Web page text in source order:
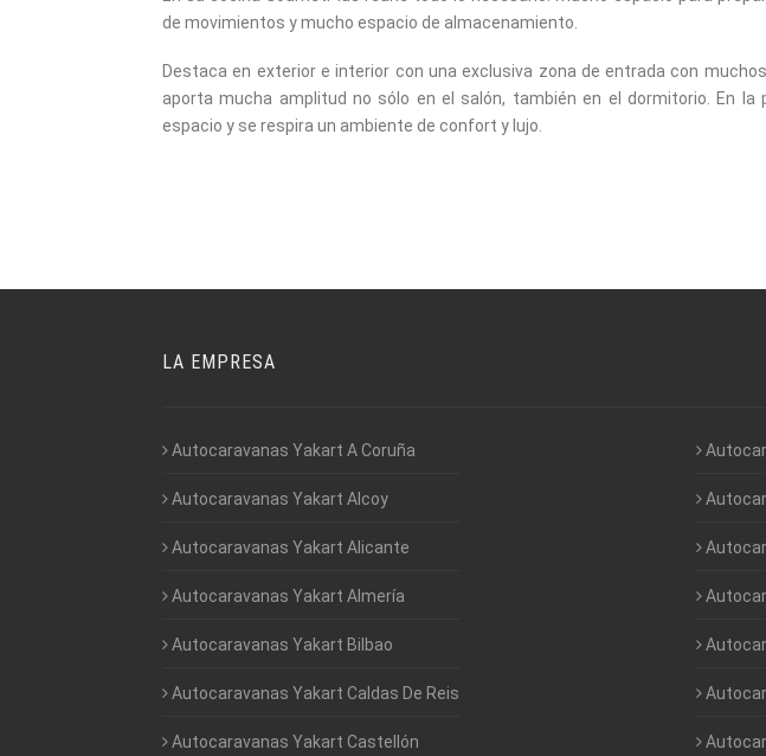
de movimientos y mucho espacio de almacenamiento.
Destaca en exterior e interior con una exclusiva zona de entrada con
aporta mucha amplitud no sólo en el salón, también en el dormitorio. En la
espacio y se respira un ambiente de confort y lujo.
LA EMPRESA
Autocaravanas Yakart A Coruña
Autocaravanas Yakart Alcoy
Autocaravanas Yakart Alicante
Autocaravanas Yakart Almería
Autocaravanas Yakart Bilbao
Autocaravanas Yakart Caldas De Reis
Autocaravanas Yakart Castellón